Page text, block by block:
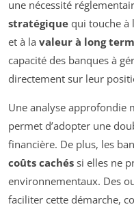
une nécessité
stratégique qui touche à
et à la valeur à long
capacité des banques à
directement sur leur
Une analyse approfondie
permet d’adopter une
financière. De plus, les
coûts cachés si elles ne
environnementaux. Des
faciliter cette démarche,